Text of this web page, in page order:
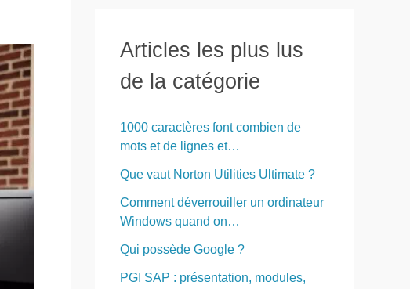
r
c
Articles les plus lus
de la catégorie
1000 caractères font combien de
mots et de lignes et…
Que vaut Norton Utilities Ultimate ?
Comment déverrouiller un ordinateur
Windows quand on…
Qui possède Google ?
PGI SAP : présentation, modules,